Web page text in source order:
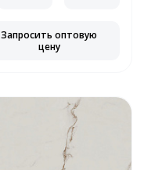
Запросить оптовую
цену